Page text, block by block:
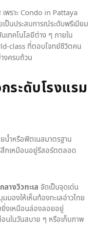
พราะ Condo in Pattaya
ป็นประสบการณ์ระดับพรีเมียม
เทคโนโลยีต่าง ๆ ภายใน
class ที่ตอบโจทย์ชีวิตคน
งครบถ้วน
ระดับโรงแรม
ยน้ำหรือฟิตเนสมาตรฐาน
กเหมือนอยู่รีสอร์ตตลอด
างวิวทะเล จัดเป็นจุดเด่น
องให้เห็นท้องทะเลอ่าวไทย
งเหมือนล่องลอยอยู่
นในวันสบาย ๆ หรือเก็บภาพ